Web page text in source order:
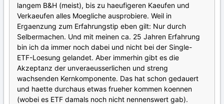
langem B&H (meist), bis zu haeufigeren Kaeufen und
Verkaeufen alles Moegliche ausprobiere. Weil in
Ergaenzung zum Erfahrungstip eben gilt: Nur durch
Selbermachen. Und mit meinen ca. 25 Jahren Erfahrung
bin ich da immer noch dabei und nicht bei der Single-
ETF-Loesung gelandet. Aber immerhin gibt es die
Akzeptanz der unveraeusserlichen und streng
wachsenden Kernkomponente. Das hat schon gedauert
und haette durchaus etwas frueher kommen koennen
(wobei es ETF damals noch nicht nennenswert gab).